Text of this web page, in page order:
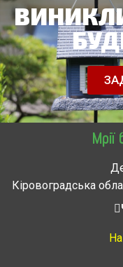
Кіровоградська
Знам’янка,
Звенигородка,